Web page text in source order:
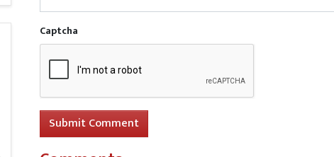
Captcha
Submit Comment